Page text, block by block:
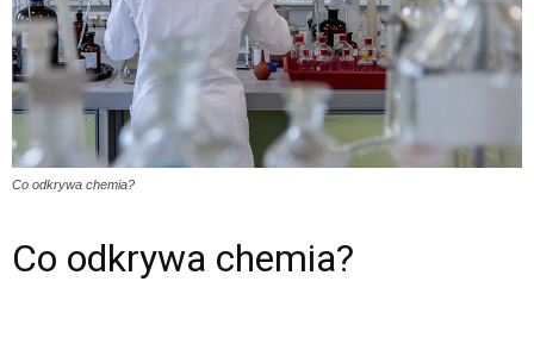
Co odkrywa chemia?
Co odkrywa chemia?